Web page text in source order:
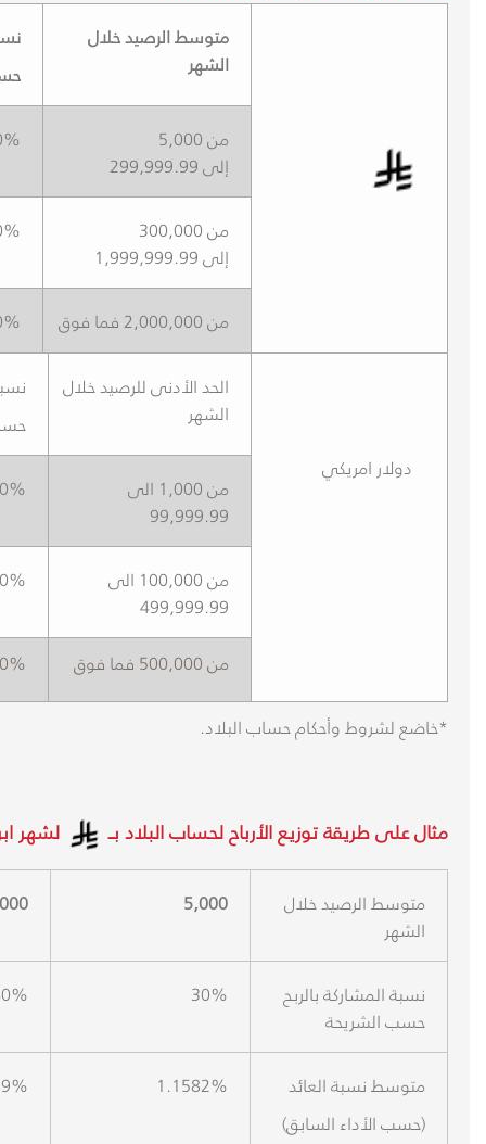
متوسط الرصيد خلال
الشهر
من 5,000
إلى 299,999.99
من 300,000
إلى 1,999,999.99
من 2,000,000 فما فوق
الحد الأدنى للرصيد خلال
الشهر
من 1,000 الى
99,999.99
من 100,000 الى
499,999.99
من 500,000 فما فوق
*خاضع لشروط وأحكام حساب البلاد.
مثال على طريقة توزيع الأرباح لحساب البلاد بــ لشهر
5,000
متوسط الرصيد خلال
الشهر
30%
نسبة المشاركة بالربح
حسب الشريحة
1.1582%
متوسط نسبة العائد
(حسب الأداء السابق)